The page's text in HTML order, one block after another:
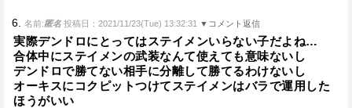
6. 名前:匿名 投稿日：2021/11/23(Tue) 13:32:31 ▼コメント返信
実際デンドロにとってはステイメンいらない子だよね…
合体中にステイメンの武装なんて使えても意味ないし
デンドロで勝てない相手に分離して勝てるわけないし
オーキスにコクピットつけてステイメンはバラで運用した
ほうがいい